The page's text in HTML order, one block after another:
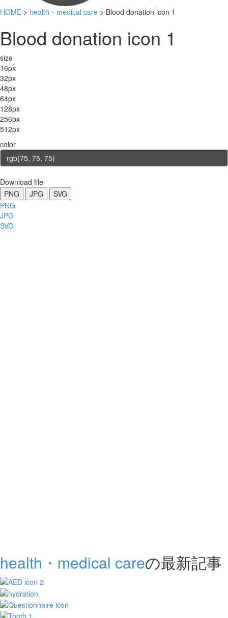
HOME > health・medical care > Blood donation icon 1
Blood donation icon 1
size
16px
32px
48px
64px
128px
256px
512px
color
Download file
PNG
JPG
SVG
PNG
JPG
SVG
health・medical careの最新記事